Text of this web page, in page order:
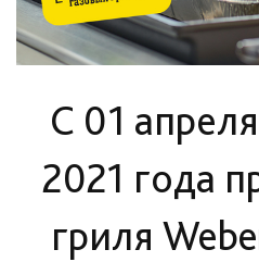
C 01
2021 года
гриля